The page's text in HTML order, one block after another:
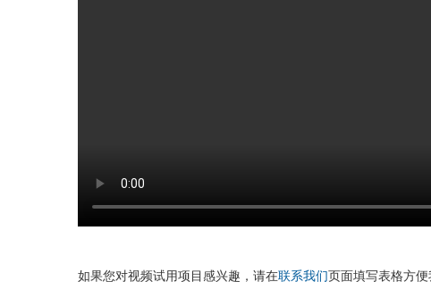
如果您对视频试用项目感兴趣，请在联系我们页面填写表格方